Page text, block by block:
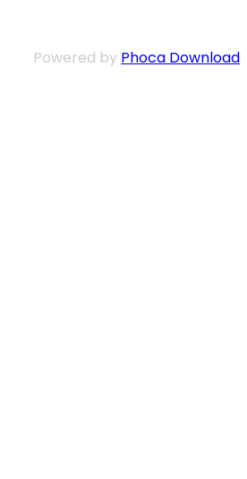
Powered by Phoca Download